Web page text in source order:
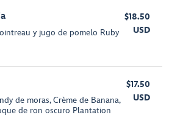
y jugo de pomelo Ruby
$18.50
USD
de moras, Crème de Banana,
de ron oscuro Plantation
$17.50
USD